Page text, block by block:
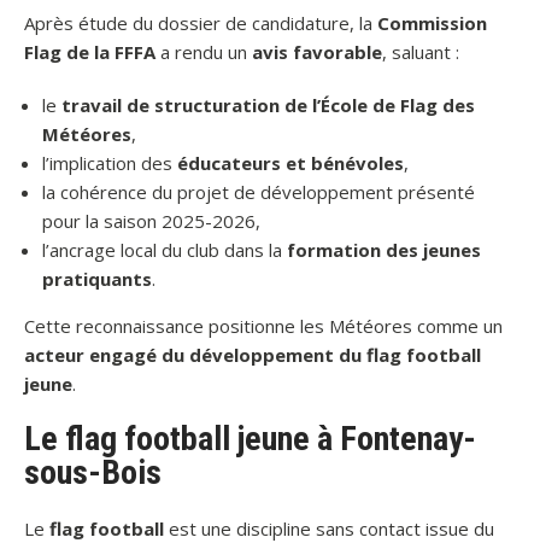
Après étude du dossier de candidature, la Commission
Flag de la FFFAa rendu un avis favorable, saluant :
le travail de structuration de l’École de Flag des
Météores,
l’implication des éducateurs et bénévoles,
la cohérence du projet de développement présenté
pour la saison 2025-2026,
l’ancrage local du club dans la formation des jeunes
pratiquants.
Cette reconnaissance positionne les Météores comme un
acteur engagé du développement du flag football
jeune.
Le flag football jeune à Fontenay-
sous-Bois
Le flag football est une discipline sans contact issue du